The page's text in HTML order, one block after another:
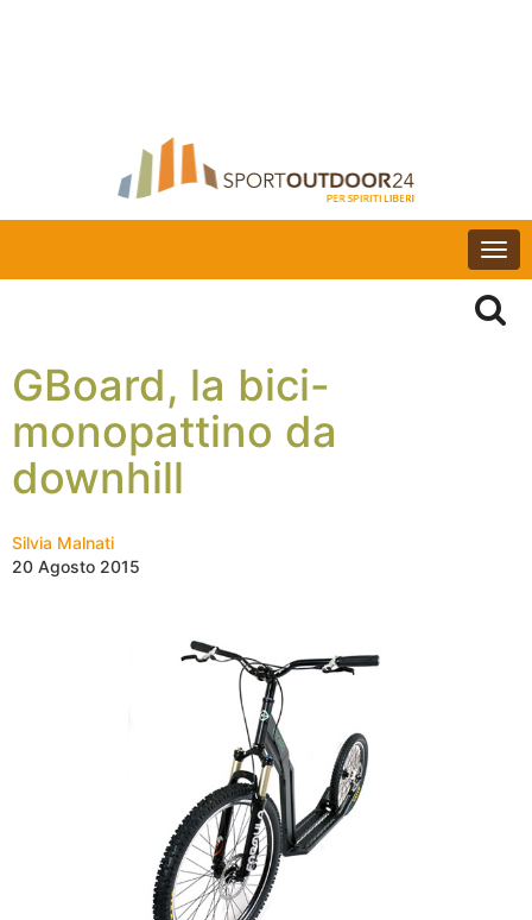
GBoard, la bici-
monopattino da
downhill
Silvia Malnati
20 Agosto 2015